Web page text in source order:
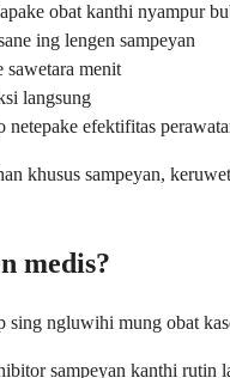
obat kanthi nyampur
ing lengen sampeyan
sawetara menit
langsung
netepake efektifitas
khusus sampeyan,
medis?
ngluwihi mung obat
sampeyan kanthi rutin